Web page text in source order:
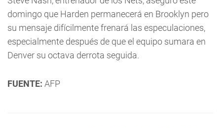
domingo que Harden permanecerá en Brooklyn pero
su mensaje difícilmente frenará las especulaciones,
especialmente después de que el equipo sumara en
Denver su octava derrota seguida.
FUENTE: AFP